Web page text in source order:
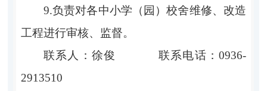
9.负责对各中小学（园）校舍维修、改造
工程进行审核、监督。
联系人：徐俊 联系电话：0936-
2913510